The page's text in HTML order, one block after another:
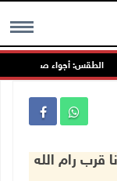
MENU
الطقس: أجواء صافية صيفية
قرب رام الله